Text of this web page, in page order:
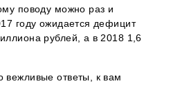
поводу можно раз и
году ожидается дефицит
рублей, а в 2018 1,6
вежливые ответы, к вам